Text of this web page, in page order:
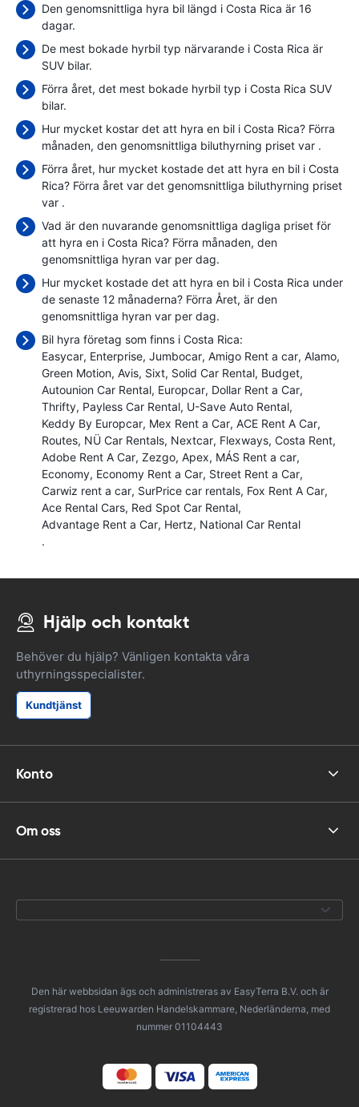
Den genomsnittliga hyra bil längd i Costa Rica är 16
dagar.
De mest bokade hyrbil typ närvarande i Costa Rica är
SUV bilar.
Förra året, det mest bokade hyrbil typ i Costa Rica SUV
bilar.
Hur mycket kostar det att hyra en bil i Costa Rica? Förra
månaden, den genomsnittliga biluthyrning priset var .
Förra året, hur mycket kostade det att hyra en bil i Costa
Rica? Förra året var det genomsnittliga biluthyrning priset
var .
Vad är den nuvarande genomsnittliga dagliga priset för
att hyra en i Costa Rica? Förra månaden, den
genomsnittliga hyran var per dag.
Hur mycket kostade det att hyra en bil i Costa Rica under
de senaste 12 månaderna? Förra Året, är den
genomsnittliga hyran var per dag.
Bil hyra företag som finns i Costa Rica:
Easycar Enterprise Jumbocar Amigo Rent a car Alamo
Green Motion Avis Sixt Solid Car Rental Budget
Autounion Car Rental Europcar Dollar Rent a Car
Thrifty Payless Car Rental U-Save Auto Rental
Keddy By Europcar Mex Rent a Car ACE Rent A Car
Routes NÜ Car Rentals Nextcar Flexways Costa Rent
Adobe Rent A Car Zezgo Apex MÁS Rent a car
Economy Economy Rent a Car Street Rent a Car
Carwiz rent a car SurPrice car rentals Fox Rent A Car
Ace Rental Cars Red Spot Car Rental
Advantage Rent a Car Hertz National Car Rental
.
Hjälp och kontakt
Behöver du hjälp? Vänligen kontakta våra
uthyrningsspecialister.
Kundtjänst
Konto
Om oss
Den här webbsidan ägs och administreras av EasyTerra B.V. och är
registrerad hos Leeuwarden Handelskammare, Nederländerna, med
nummer 01104443